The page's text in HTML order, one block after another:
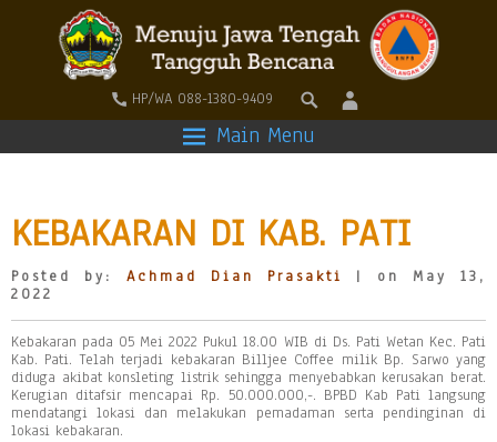
HP/WA 088-1380-9409
Main Menu
KEBAKARAN DI KAB. PATI
Posted by: Achmad Dian Prasakti
| on May 13,
2022
Kebakaran pada 05 Mei 2022 Pukul 18.00 WIB di Ds. Pati Wetan Kec. Pati
Kab. Pati. Telah terjadi kebakaran Billjee Coffee milik Bp. Sarwo yang
diduga akibat konsleting listrik sehingga menyebabkan kerusakan berat.
Kerugian ditafsir mencapai Rp. 50.000.000,-. BPBD Kab Pati langsung
mendatangi lokasi dan melakukan pemadaman serta pendinginan di
lokasi kebakaran.